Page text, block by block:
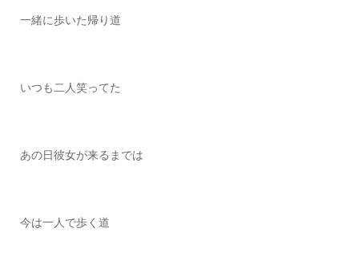
一緒に歩いた帰り道
いつも二人笑ってた
あの日彼女が来るまでは
今は一人で歩く道